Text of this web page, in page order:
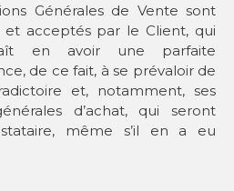
Générales de Vente sont
et acceptés par le Client, qui
en avoir une parfaite
de ce fait, à se prévaloir de
et, notamment, ses
d’achat, qui seront
même s’il en a eu